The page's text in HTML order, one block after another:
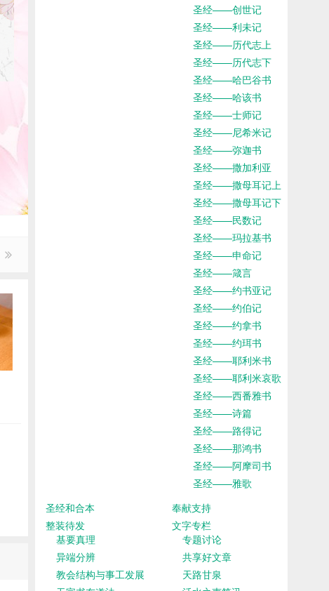
圣经——创世记
圣经——利未记
圣经——历代志上
圣经——历代志下
圣经——哈巴谷书
圣经——哈该书
圣经——士师记
圣经——尼希米记
圣经——弥迦书
圣经——撒加利亚
圣经——撒母耳记上
圣经——撒母耳记下
圣经——民数记
圣经——玛拉基书
圣经——申命记
圣经——箴言
圣经——约书亚记
圣经——约伯记
圣经——约拿书
圣经——约珥书
圣经——耶利米书
圣经——耶利米哀歌
圣经——西番雅书
圣经——诗篇
圣经——路得记
圣经——那鸿书
圣经——阿摩司书
圣经——雅歌
圣经和合本
奉献支持
整装待发
基要真理
异端分辨
教会结构与事工发展
文字专栏
专题讨论
共享好文章
天路甘泉